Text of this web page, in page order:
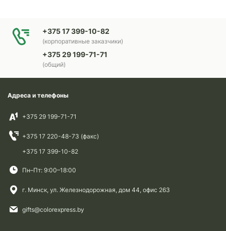
+375 17 399-10-82
(корпоративные заказчики)
+375 29 199-71-71
(общий)
Адреса и телефоны
+375 29 199-71-71
+375 17 220-48-73 (факс)
+375 17 399-10-82
Пн–Пт: 9:00–18:00
г. Минск, ул. Железнодорожная, дом 44, офис 263
gifts@colorexpress.by